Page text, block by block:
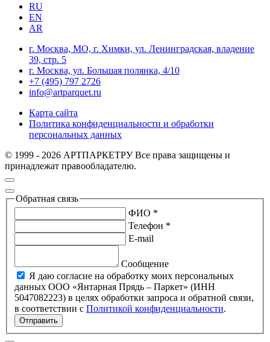
RU
EN
AR
г. Москва, МО, г. Химки, ул. Ленинградская, владение
39, стр. 5
г. Москва, ул. Большая полянка, 4/10
+7 (495) 797 2726
info@artparquet.ru
Карта сайта
Политика конфиденциальности и обработки
персональных данных
© 1999 - 2026 АРТПАРКЕТРУ Все права защищены и
принадлежат правообладателю.
Обратная связь
ФИО *
Телефон *
E-mail
Сообщение
Я даю согласие на обработку моих персональных
данных ООО «Янтарная Прядь – Паркет» (ИНН
5047082223) в целях обработки запроса и обратной связи,
в соответствии с Политикой конфиденциальности.
Отправить